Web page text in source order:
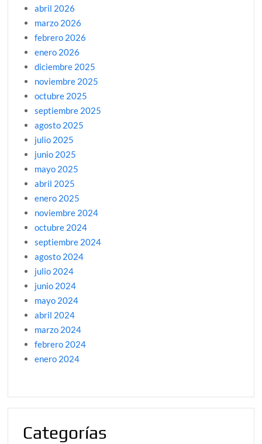
abril 2026
marzo 2026
febrero 2026
enero 2026
diciembre 2025
noviembre 2025
octubre 2025
septiembre 2025
agosto 2025
julio 2025
junio 2025
mayo 2025
abril 2025
enero 2025
noviembre 2024
octubre 2024
septiembre 2024
agosto 2024
julio 2024
junio 2024
mayo 2024
abril 2024
marzo 2024
febrero 2024
enero 2024
Categorías